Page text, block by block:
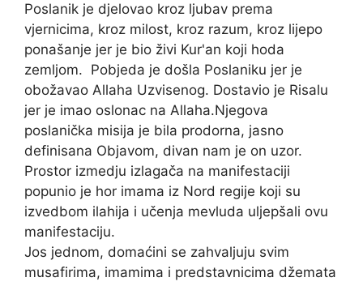
Poslanik je djelovao kroz ljubav prema
vjernicima, kroz milost, kroz razum, kroz lijepo
ponašanje jer je bio živi Kur'an koji hoda
zemljom. Pobjeda je došla Poslaniku jer je
obožavao Allaha Uzvisenog. Dostavio je Risalu
jer je imao oslonac na Allaha.Njegova
poslanička misija je bila prodorna, jasno
definisana Objavom, divan nam je on uzor.
Prostor izmedju izlagača na manifestaciji
popunio je hor imama iz Nord regije koji su
izvedbom ilahija i učenja mevluda uljepšali ovu
manifestaciju.
Jos jednom, domaćini se zahvaljuju svim
musafirima, imamima i predstavnicima džemata